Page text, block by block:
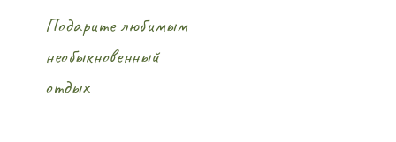
Подарите любимым
необыкновенный
отдых